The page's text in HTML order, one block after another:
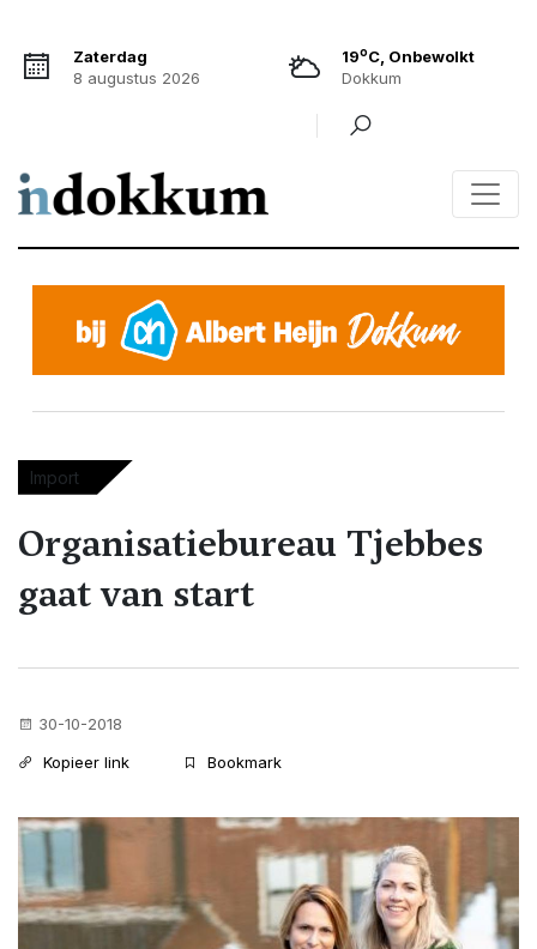
Zaterdag
8 augustus 2026
19oC, Onbewolkt
Dokkum
Import
Organisatiebureau Tjebbes
gaat van start
30-10-2018
Kopieer link
Bookmark